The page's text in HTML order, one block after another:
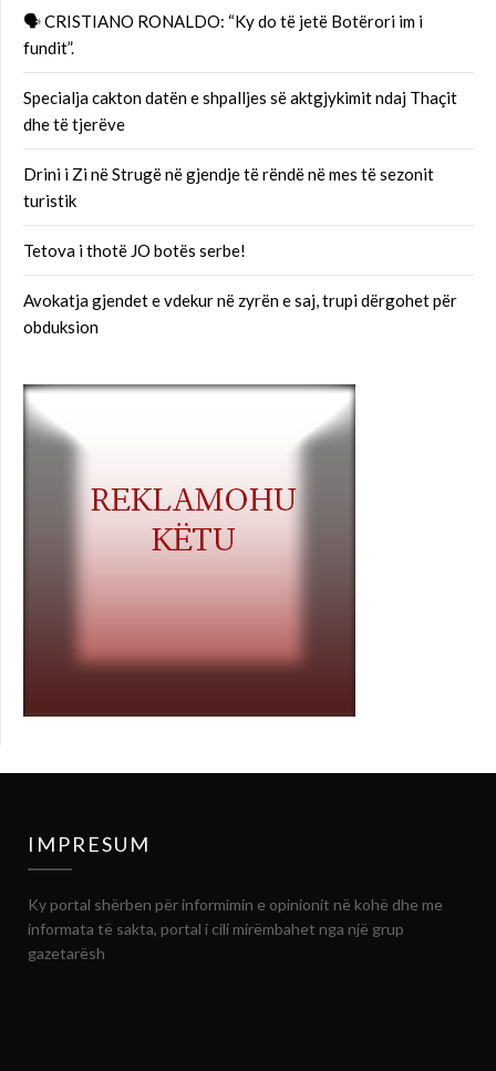
🗣 CRISTIANO RONALDO: “Ky do të jetë Botërori im i
fundit”.
Specialja cakton datën e shpalljes së aktgjykimit ndaj Thaçit
dhe të tjerëve
Drini i Zi në Strugë në gjendje të rëndë në mes të sezonit
turistik
Tetova i thotë JO botës serbe!
Avokatja gjendet e vdekur në zyrën e saj, trupi dërgohet për
obduksion
IMPRESUM
Ky portal shërben për informimin e opinionit në kohë dhe me
informata të sakta, portal i cili mirëmbahet nga një grup
gazetarësh